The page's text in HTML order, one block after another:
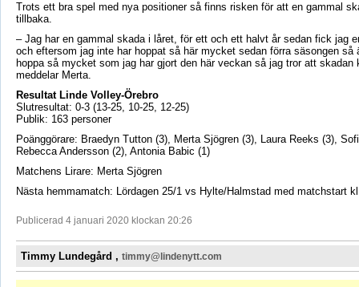
Trots ett bra spel med nya positioner så finns risken för att en gammal
tillbaka.
– Jag har en gammal skada i låret, för ett och ett halvt år sedan fick jag
och eftersom jag inte har hoppat så här mycket sedan förra säsongen så
hoppa så mycket som jag har gjort den här veckan så jag tror att skadan
meddelar Merta.
Resultat Linde Volley-Örebro
Slutresultat: 0-3 (13-25, 10-25, 12-25)
Publik: 163 personer
Poänggörare: Braedyn Tutton (3), Merta Sjögren (3), Laura Reeks (3),
Rebecca Andersson (2), Antonia Babic (1)
Matchens Lirare: Merta Sjögren
Nästa hemmamatch: Lördagen 25/1 vs Hylte/Halmstad med matchstart
Publicerad 4 januari 2020 klockan 20:26
Timmy Lundegård , timmy@lindenytt.com